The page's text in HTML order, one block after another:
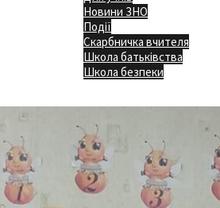
Новини ЗНО
Події
Скарбничка вчителя
Школа батьківства
Школа безпеки